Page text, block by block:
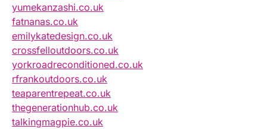
yumekanzashi.co.uk
fatnanas.co.uk
emilykatedesign.co.uk
crossfelloutdoors.co.uk
yorkroadreconditioned.co.uk
rfrankoutdoors.co.uk
teaparentrepeat.co.uk
thegenerationhub.co.uk
talkingmagpie.co.uk